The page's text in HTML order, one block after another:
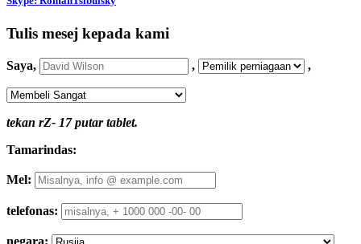
Tulis mesej kepada kami
Saya, , ,
tekan rZ- 17 putar tablet.
Tamarindas:
Mel:
telefonas:
negara: